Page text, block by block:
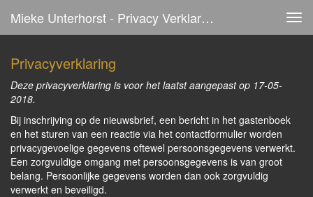
Mieke Unterhorst - Privacy Verklaring
Privacyverklaring
Deze privacyverklaring is voor het laatst aangepast op 17-05-
2018.
Bij inschrijving op de nieuwsbrief, een bericht in het gastenboek
en het sturen van een reactie via het contactformulier worden
privacygevoelige gegevens oftewel persoonsgegevens verwerkt.
Een zorgvuldige omgang met persoonsgegevens is van groot
belang. Persoonlijke gegevens worden dan ook zorgvuldig
verwerkt en beveiligd.